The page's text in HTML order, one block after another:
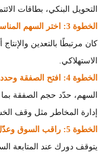
التحويل البنكي، بطاقات
الخطوة 3: اختر السهم المناسب:
كان مرتبطًا بالتعدين
الاستهلاكي.
الخطوة 4: افتح الصفقة وحدد الحجم وأدوات المخاطر:
السهم، حدّد حجم الصفقة
إدارة المخاطر مثل وقف
الخطوة 5: راقب السوق وعدّل الصفقة عند الحاجة:
يتوقف دورك عند المتابعة